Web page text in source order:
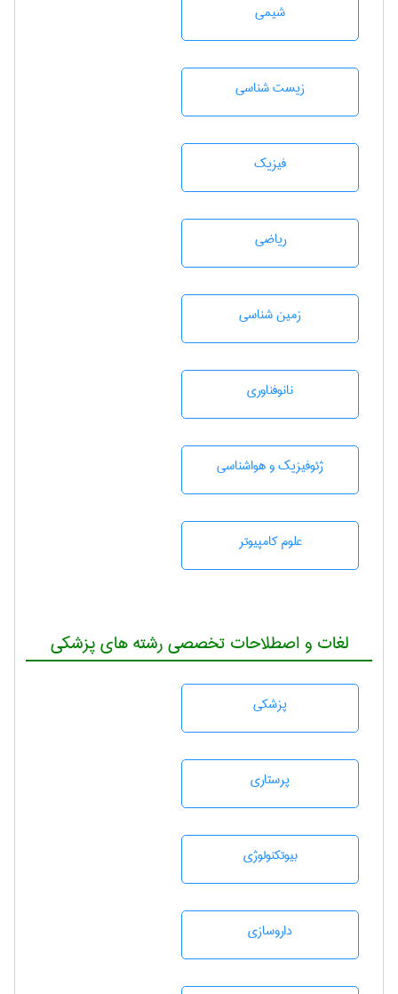
شيمی
زيست شناسی
فیزیک
رياضی
زمين شناسی
نانوفناوری
ژئوفيزيك و هواشناسی
علوم کامپیوتر
لغات و اصطلاحات تخصصی رشته های پزشکی
پزشكی
پرستاری
بيوتكنولوژی
داروسازی